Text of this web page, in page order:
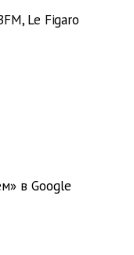
Le Figaro
в Google